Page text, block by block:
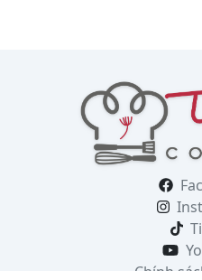
Chính